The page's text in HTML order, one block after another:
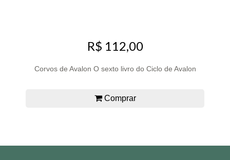
R$ 112,00
Corvos de Avalon O sexto livro do Ciclo de Avalon
Comprar